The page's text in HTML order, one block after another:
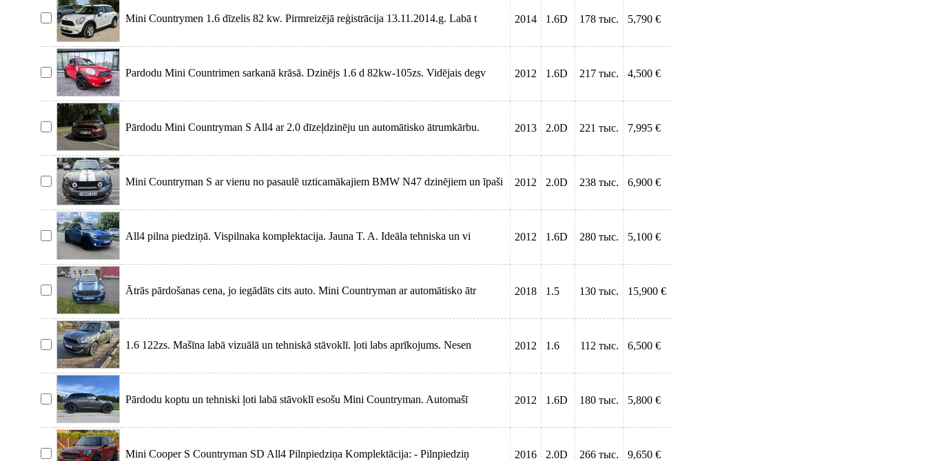
Mini Countrymen 1.6 dīzelis 82 kw. Pirmreizējā reģistrācija 13.11.2014.g. Labā t 2014 1.6D 178 тыс. 5,790 €
Pardodu Mini Countrimen sarkanā krāsā. Dzinējs 1.6 d 82kw-105zs. Vidējais degv 2012 1.6D 217 тыс. 4,500 €
Pārdodu Mini Countryman S All4 ar 2.0 dīzeļdzinēju un automātisko ātrumkārbu. 2013 2.0D 221 тыс. 7,995 €
Mini Countryman S ar vienu no pasaulē uzticamākajiem BMW N47 dzinējiem un īpaši 2012 2.0D 238 тыс. 6,900 €
All4 pilna piedziņā. Vispilnaka komplektacija. Jauna T. A. Ideāla tehniska un vi 2012 1.6D 280 тыс. 5,100 €
Ātrās pārdošanas cena, jo iegādāts cits auto. Mini Countryman ar automātisko ātr 2018 1.5 130 тыс. 15,900 €
1.6 122zs. Mašīna labā vizuālā un tehniskā stāvoklī. ļoti labs aprīkojums. Nesen 2012 1.6 112 тыс. 6,500 €
Pārdodu koptu un tehniski ļoti labā stāvoklī esošu Mini Countryman. Automašī 2012 1.6D 180 тыс. 5,800 €
Mini Cooper S Countryman SD All4 Pilnpiedziņa Komplektācija: - Pilnpiedziņ 2016 2.0D 266 тыс. 9,650 €